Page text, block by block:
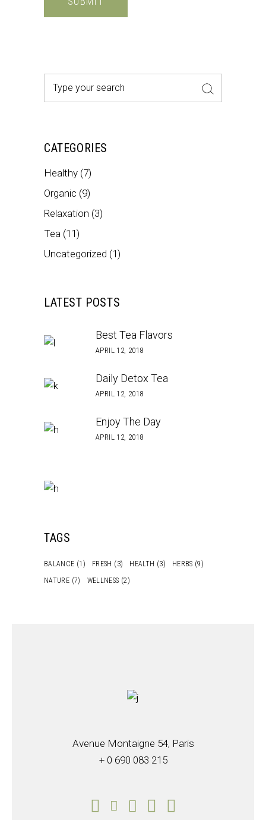
for:
CATEGORIES
Healthy (7)
Organic (9)
Relaxation (3)
Tea (11)
Uncategorized (1)
LATEST POSTS
Best Tea Flavors
APRIL 12, 2018
Daily Detox Tea
APRIL 12, 2018
Enjoy The Day
APRIL 12, 2018
TAGS
BALANCE (1) FRESH (3) HEALTH (3) HERBS (9)
NATURE (7) WELLNESS (2)
Avenue Montaigne 54, Paris
+ 0 690 083 215